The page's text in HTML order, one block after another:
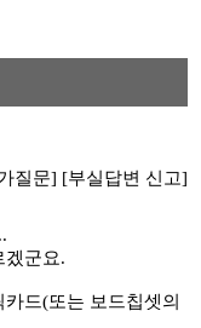
질문] [부실답변 신고]
겠군요.
드(또는 보드칩셋의